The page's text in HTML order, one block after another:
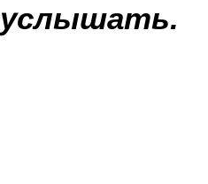
услышать.